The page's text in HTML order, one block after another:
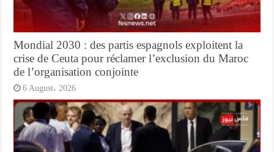
Mondial 2030 : des partis espagnols exploitent la
crise de Ceuta pour réclamer l’exclusion du Maroc
de l’organisation conjointe
6 August، 2026